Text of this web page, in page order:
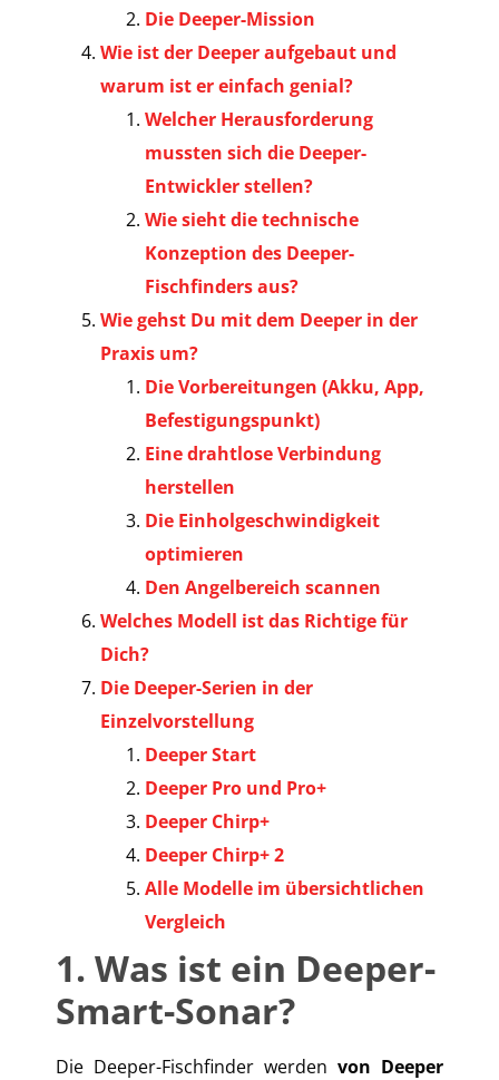
Die Deeper-Mission
Wie ist der Deeper aufgebaut und
warum ist er einfach genial?
Welcher Herausforderung
mussten sich die Deeper-
Entwickler stellen?
Wie sieht die technische
Konzeption des Deeper-
Fischfinders aus?
Wie gehst Du mit dem Deeper in der
Praxis um?
Die Vorbereitungen (Akku, App,
Befestigungspunkt)
Eine drahtlose Verbindung
herstellen
Die Einholgeschwindigkeit
optimieren
Den Angelbereich scannen
Welches Modell ist das Richtige für
Dich?
Die Deeper-Serien in der
Einzelvorstellung
Deeper Start
Deeper Pro und Pro+
Deeper Chirp+
Deeper Chirp+ 2
Alle Modelle im übersichtlichen
Vergleich
1. Was ist ein Deeper-
Smart-Sonar?
Die Deeper-Fischfinder werden von Deeper